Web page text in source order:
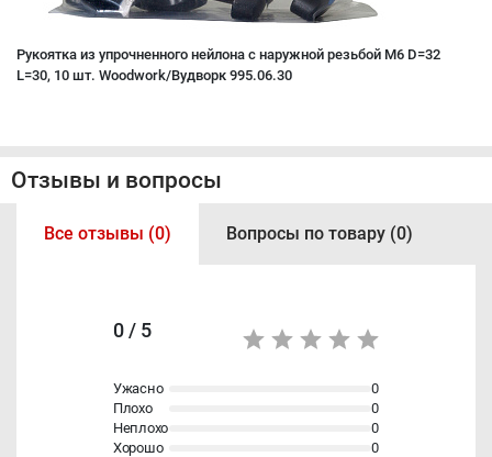
Рукоятка из упрочненного нейлона с наружной резьбой M6 D=32
L=30, 10 шт. Woodwork/Вудворк 995.06.30
Отзывы и вопросы
Все отзывы (0) Вопросы по товару (0)
0 / 5
Ужасно
0
Плохо
0
Неплохо
0
Хорошо
0